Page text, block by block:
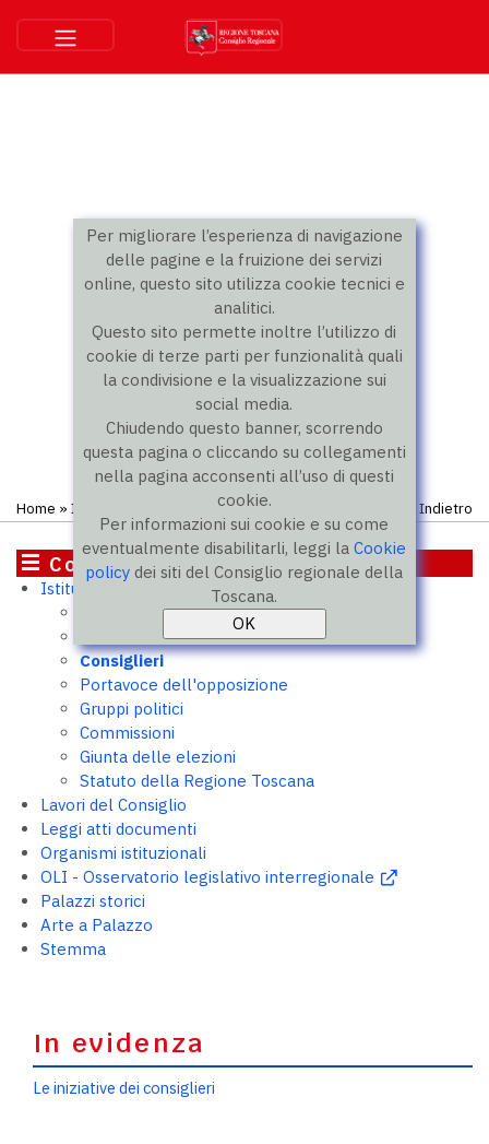
Per migliorare l’esperienza di navigazione
delle pagine e la fruizione dei servizi
online, questo sito utilizza cookie tecnici e
analitici.
Questo sito permette inoltre l’utilizzo di
cookie di terze parti per funzionalità quali
la condivisione e la visualizzazione sui
social media.
Chiudendo questo banner, scorrendo
questa pagina o cliccando su collegamenti
nella pagina acconsenti all’uso di questi
cookie.
Per informazioni sui cookie e su come
eventualmente disabilitarli, leggi laCookie
policy dei siti del Consiglio regionale della
Toscana.
Home » Istituzione » Consiglieri Indietro
Consiglio
Istituzione
Ufficio di Presidenza
Consiglieri
Portavoce dell'opposizione
Gruppi politici
Commissioni
Giunta delle elezioni
Statuto della Regione Toscana
Lavori del Consiglio
Leggi atti documenti
Organismi istituzionali
OLI - Osservatorio legislativo interregionale
Palazzi storici
Arte a Palazzo
Stemma
In evidenza
Le iniziative dei consiglieri